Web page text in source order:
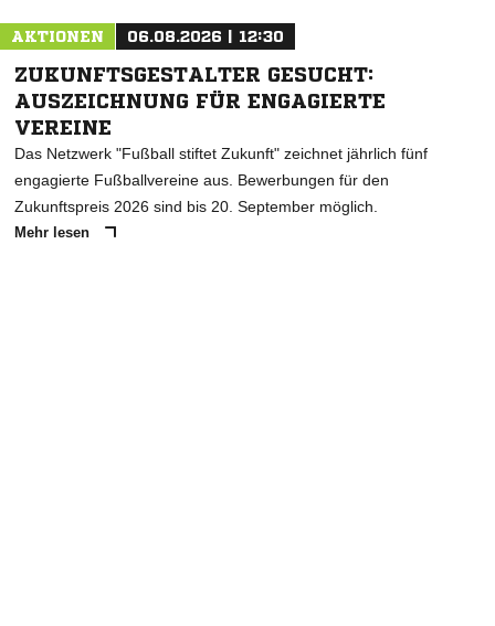
AKTIONEN 06.08.2026 | 12:30
ZUKUNFTSGESTALTER GESUCHT:
AUSZEICHNUNG FÜR ENGAGIERTE
VEREINE
Das Netzwerk "Fußball stiftet Zukunft" zeichnet jährlich fünf
engagierte Fußballvereine aus. Bewerbungen für den
Zukunftspreis 2026 sind bis 20. September möglich.
Mehr lesen